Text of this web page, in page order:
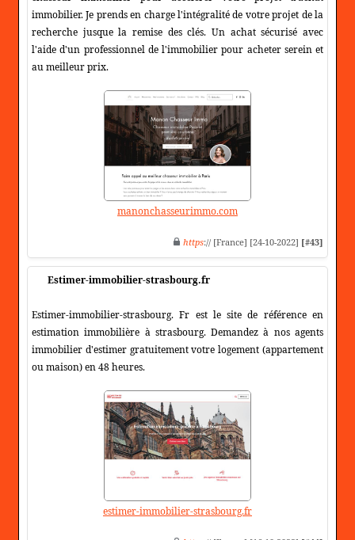
immobilier. Je prends en charge l'intégralité de votre projet de la
recherche jusque la remise des clés. Un achat sécurisé avec
l'aide d'un professionnel de l'immobilier pour acheter serein et
au meilleur prix.
manonchasseurimmo.com
https:// [France] [24-10-2022] [#43]
Estimer-immobilier-strasbourg.fr
Estimer-immobilier-strasbourg. Fr est le site de référence en
estimation immobilière à strasbourg. Demandez à nos agents
immobilier d'estimer gratuitement votre logement (appartement
ou maison) en 48 heures.
estimer-immobilier-strasbourg.fr